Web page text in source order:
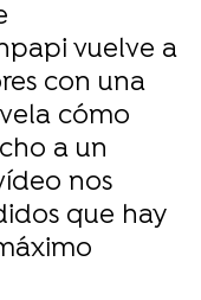
vuelve a
con una
cómo
a un
nos
que hay